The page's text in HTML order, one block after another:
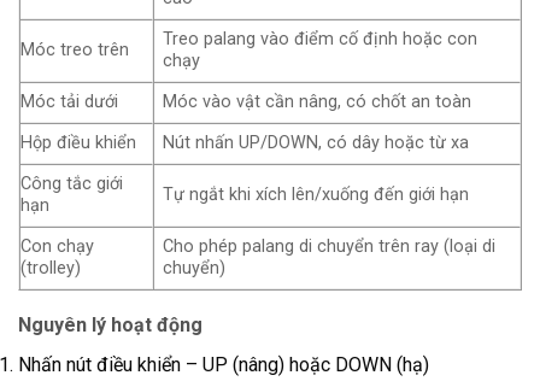
Móc treo trên
Treo palang vào điểm cố định hoặc con
chạy
Móc tải dưới
Móc vào vật cần nâng, có chốt an toàn
Hộp điều khiển
Nút nhấn UP/DOWN, có dây hoặc từ xa
Công tắc giới
hạn
Tự ngắt khi xích lên/xuống đến giới hạn
Con chạy
(trolley)
Cho phép palang di chuyển trên ray (loại di
chuyển)
Nguyên lý hoạt động
Nhấn nút điều khiển – UP (nâng) hoặc DOWN (hạ)